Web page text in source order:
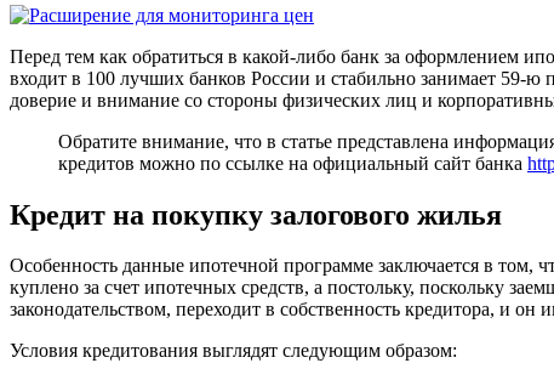
Перед тем как обратиться в какой-либо банк за оформлением
входит в 100 лучших банков России и стабильно занимает 59-ю
доверие и внимание со стороны физических лиц и
Обратите внимание, что в статье представлена
кредитов можно по ссылке на официальный сайт банка
Кредит на покупку залогового жилья
Особенность данные ипотечной программе заключается в том,
куплено за счет ипотечных средств, а постольку, поскольку
законодательством, переходит в собственность кредитора, и он
Условия кредитования выглядят следующим образом: